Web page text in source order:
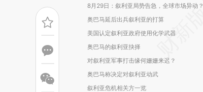
8月29日：叙利亚局势告急，全球市场异动？
奥巴马延后出兵叙利亚的打算
美国认定叙利亚政府使用化学武器
奥巴马的叙利亚抉择
对叙利亚军事打击缘何姗姗来迟？
奥巴马称决定对叙利亚动武
叙利亚危机相关方一览